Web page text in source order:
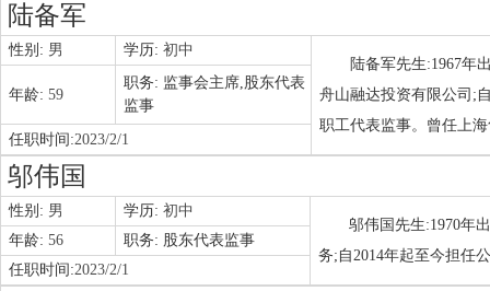
陆备军
性别: 男 学历: 初中
陆备军先生:1967年
舟山融达投资有限公司;
职工代表监事。曾任上
年龄: 59
职务: 监事会主席,股东代表
监事
任职时间:2023/2/1
邬伟国
性别: 男 学历: 初中
邬伟国先生:1970年
务;自2014年起至今担任
年龄: 56 职务: 股东代表监事
任职时间:2023/2/1